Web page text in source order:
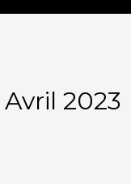
2023